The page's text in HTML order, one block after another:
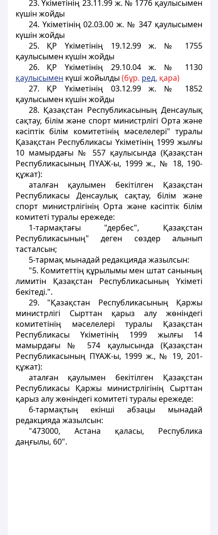
23. Үкіметінің 23.11.99 ж. № 1776 қаулысымен
күшін жойды
24. Үкіметінің 02.03.00 ж. № 347 қаулысымен
күшін жойды
25. ҚР Үкіметінің 19.12.99 ж. № 1755
қаулысымен күшін жойды
26. ҚР Үкіметінің 29.10.04 ж. № 1130
қаулысымен күші жойылды(бұр. ред. қара)
27. ҚР Үкіметінің 03.12.99 ж. № 1852
қаулысымен күшін жойды
28. Қазақстан Республикасының Денсаулық
сақтау, білім және спорт министрлігі Орта және
кәсiптiк білім комитетінiң мәселелерi" туралы
Қазақстан Республикасы Үкіметінiң 1999 жылғы
10 мамырдағы № 557 қаулысында (Қазақстан
Республикасының ПYАЖ-ы, 1999 ж., № 18, 190-
құжат):
аталған қаулымен бекітілген Қазақстан
Республикасы Денсаулық сақтау, білім және
спорт министрлiгінiң Орта және кәсiптiк білім
комитеті туралы ережеде:
1-тармақтағы "дербес", Қазақстан
Республикасының" деген сөздер алынып
тасталсын;
5-тармақ мынадай редакцияда жазылсын:
"5. Комитеттiң құрылымы мен штат санының
лимитiн Қазақстан Республикасының Yкіметі
бекiтедi.".
29. "Қазақстан Республикасының Қаржы
министрлігі Сырттан қарыз алу жөнiндегі
комитетiнiң мәселелері туралы Қазақстан
Республикасы Үкіметінiң 1999 жылғы 14
мамырдағы № 574 қаулысында (Қазақстан
Республикасының ПҮАЖ-ы, 1999 ж., № 19, 201-
құжат):
аталған қаулымен бекітілген Қазақстан
Республикасы Қаржы министрлігінің Сырттан
қарыз алу жөніндегі комитеті туралы ережеде:
6-тармақтың екінші абзацы мынадай
редакцияда жазылсын:
"473000, Астана қаласы, Республика
даңғылы, 60".